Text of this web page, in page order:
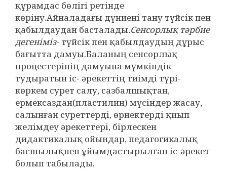
құрамдас бөлігі ретінде
көріну.Айналадағы дүниені тану түйсік пен
қабылдаудан басталады.Сенсорлық тәрбие
дегеніміз- түйсік пен қабылдаудың дұрыс
бағытта дамуы.Баланың сенсорлық
процестерінің дамуына мүмкіндік
тудыратын іс- әрекеттің тиімді түрі-
көркем сурет салу, сазбалшықтан,
ермексаздан(пластилин) мүсіндер жасау,
салынған суреттерді, өрнектерді қиып
желімдеу әрекеттері, бірлескен
дидактикалық ойындар, педагогикалық
басшылықпен ұйымдастырылған іс-әрекет
болып табылады.